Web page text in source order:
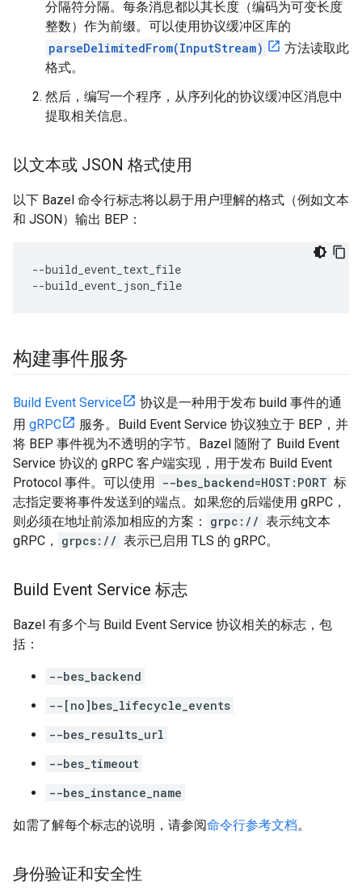
分隔符分隔。每条消息都以其长度（编码为可变长度
整数）作为前缀。可以使用协议缓冲区库的
parseDelimitedFrom(InputStream)
方法读取此
格式。
然后，编写一个程序，从序列化的协议缓冲区消息中
提取相关信息。
以文本或 JSON 格式使用
以下 Bazel 命令行标志将以易于用户理解的格式（例如文本
和 JSON）输出 BEP：
--build_event_text_file
构建事件服务
Build Event Service
协议是一种用于发布 build 事件的通
用 gRPC
服务。Build Event Service 协议独立于 BEP，并
将 BEP 事件视为不透明的字节。Bazel 随附了 Build Event
Service 协议的 gRPC 客户端实现，用于发布 Build Event
Protocol 事件。可以使用 --bes_backend=HOST:PORT 标
志指定要将事件发送到的端点。如果您的后端使用 gRPC，
则必须在地址前添加相应的方案：
grpc:// 表示纯文本
gRPC，
grpcs:// 表示已启用 TLS 的 gRPC。
Build Event Service 标志
Bazel 有多个与 Build Event Service 协议相关的标志，包
括：
--bes_backend
--[no]bes_lifecycle_events
--bes_results_url
--bes_timeout
--bes_instance_name
如需了解每个标志的说明，请参阅命令行参考文档。
身份验证和安全性